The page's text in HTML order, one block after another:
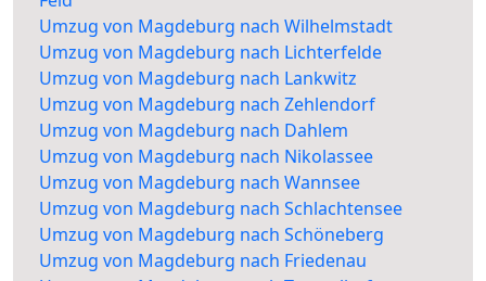
Umzug von Magdeburg nach Wilhelmstadt
Umzug von Magdeburg nach Lichterfelde
Umzug von Magdeburg nach Lankwitz
Umzug von Magdeburg nach Zehlendorf
Umzug von Magdeburg nach Dahlem
Umzug von Magdeburg nach Nikolassee
Umzug von Magdeburg nach Wannsee
Umzug von Magdeburg nach Schlachtensee
Umzug von Magdeburg nach Schöneberg
Umzug von Magdeburg nach Friedenau